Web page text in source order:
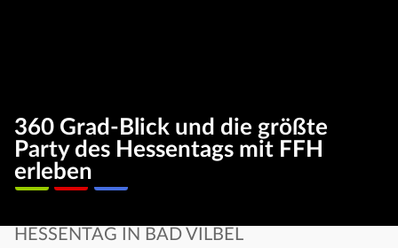
360 Grad-Blick und die größte
Party des Hessentags mit FFH
erleben
HESSENTAG IN BAD VILBEL